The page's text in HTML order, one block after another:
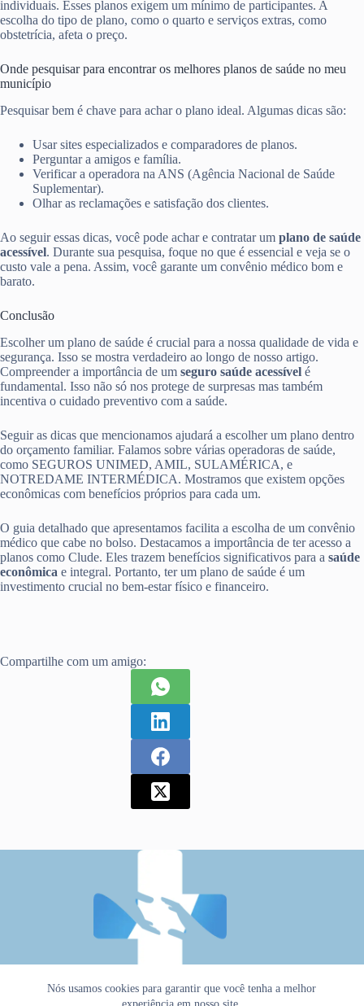
Nós usamos cookies para garantir que você tenha a melhor
individuais. Esses planos exigem um mínimo de participantes. A
escolha do tipo de plano, como o quarto e serviços extras, como
obstetrícia, afeta o preço.
Onde pesquisar para encontrar os melhores planos de saúde no meu
município
Pesquisar bem é chave para achar o plano ideal. Algumas dicas são:
Usar sites especializados e comparadores de planos.
Perguntar a amigos e família.
Verificar a operadora na ANS (Agência Nacional de Saúde
Suplementar).
Olhar as reclamações e satisfação dos clientes.
Ao seguir essas dicas, você pode achar e contratar um plano de saúde
acessível. Durante sua pesquisa, foque no que é essencial e veja se o
custo vale a pena. Assim, você garante um convênio médico bom e
barato.
Conclusão
Escolher um plano de saúde é crucial para a nossa qualidade de vida e
segurança. Isso se mostra verdadeiro ao longo de nosso artigo.
Compreender a importância de um seguro saúde acessível é
fundamental. Isso não só nos protege de surpresas mas também
incentiva o cuidado preventivo com a saúde.
Seguir as dicas que mencionamos ajudará a escolher um plano dentro
do orçamento familiar. Falamos sobre várias operadoras de saúde,
como SEGUROS UNIMED, AMIL, SULAMÉRICA, e
NOTREDAME INTERMÉDICA. Mostramos que existem opções
econômicas com benefícios próprios para cada um.
O guia detalhado que apresentamos facilita a escolha de um convênio
médico que cabe no bolso. Destacamos a importância de ter acesso a
planos como Clude. Eles trazem benefícios significativos para a saúde
econômica e integral. Portanto, ter um plano de saúde é um
investimento crucial no bem-estar físico e financeiro.
Compartilhe com um amigo: